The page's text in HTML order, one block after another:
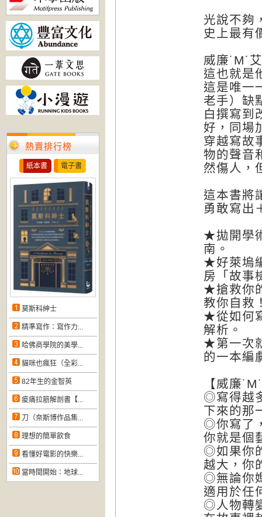
熱賣排行榜
紙本書 電子書
莫斯科紳士
精準寫作：寫作力...
哈佛商學院的美學...
貓咪也瘋狂（全彩...
82年生的金智英
痠痛拉筋解剖書【...
刀（奈斯博作品集...
理想的簡單飲食
看懂好電影的快樂...
當時間開始：地球...
光說不夠
史上最有
威廉˙ M˙
這也就是
這是唯一
老手）缺
白撰寫到
好，同場
穿越寫故
物的聲音
然傷人，
這本書將
勇敢寫出
★拋開學
南。
★好萊塢
房「故事
★搶救你
教你自救
★從如何
解析。
★第一次
的一本編
【威廉˙
◎寫得越
下來的那
◎你寫了
你就是個
◎如果你
越大，你
◎無論你
適用於任
◎人物轉